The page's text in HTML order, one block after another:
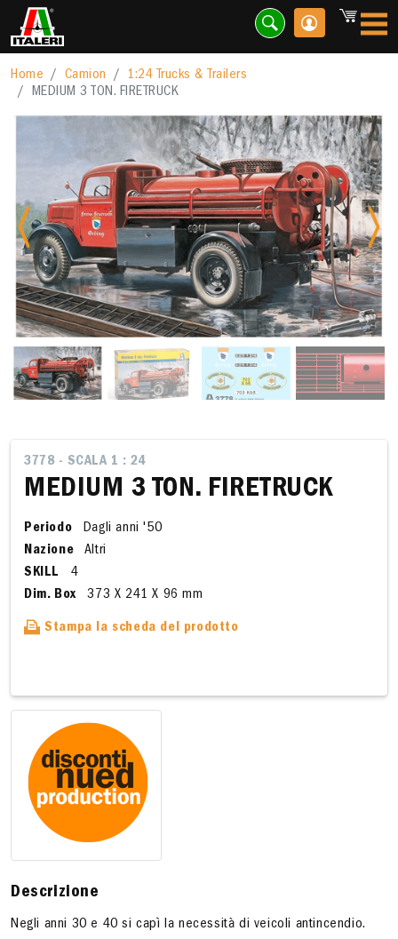
Home Camion
1:24 Trucks & Trailers
MEDIUM 3 TON. FIRETRUCK
Previous
3778 - SCALA 1 : 24
MEDIUM 3 TON. FIRETRUCK
Periodo
Dagli anni '50
Nazione
Altri
SKILL
4
Dim. Box
373 X 241 X 96 mm
Stampa la scheda del prodotto
Descrizione
Negli anni 30 e 40 si capì la necessità di veicoli antincendio.